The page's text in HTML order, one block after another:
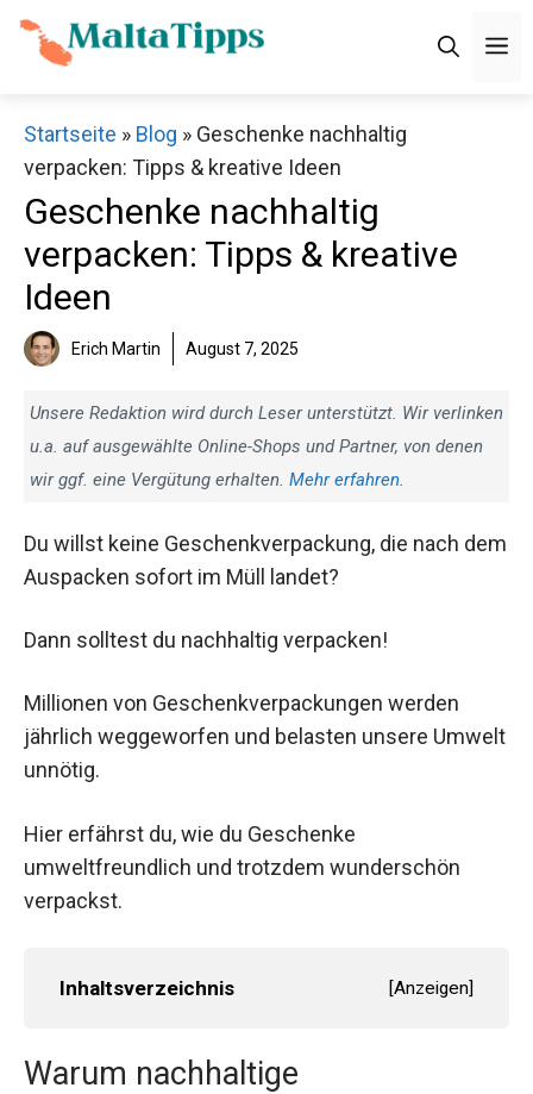
Zum
Inhalt
Startseite » Blog » Geschenke nachhaltig
verpacken: Tipps & kreative Ideen
Geschenke nachhaltig
verpacken: Tipps & kreative
Ideen
Erich Martin August 7, 2025
Unsere Redaktion wird durch Leser unterstützt. Wir verlinken
u.a. auf ausgewählte Online-Shops und Partner, von denen
wir ggf. eine Vergütung erhalten. Mehr erfahren.
Du willst keine Geschenkverpackung, die nach dem
Auspacken sofort im Müll landet?
Dann solltest du nachhaltig verpacken!
Millionen von Geschenkverpackungen werden
jährlich weggeworfen und belasten unsere Umwelt
unnötig.
Hier erfährst du, wie du Geschenke
umweltfreundlich und trotzdem wunderschön
verpackst.
Inhaltsverzeichnis [Anzeigen]
Warum nachhaltige